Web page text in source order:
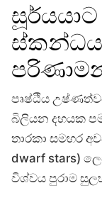
පෘෂ්ඨීය
බිලියන දහයක
තාරකා සමහර
dwarf stars)
විශ්වය පුරාම